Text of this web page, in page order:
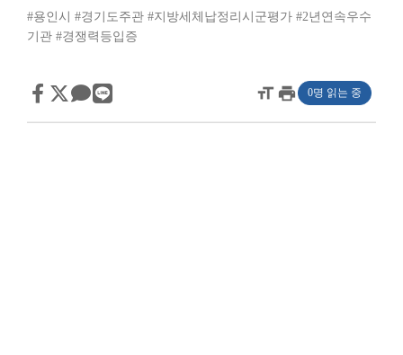
#용인시
#경기도주관 #지방세체납정리시군평가 #2년연속우수
기관 #경쟁력등입증
format_sizeprint 0명 읽는 중